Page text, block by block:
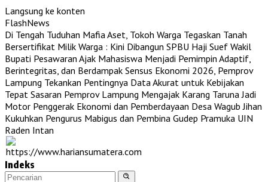
Langsung ke konten
FlashNews
Di Tengah Tuduhan Mafia Aset, Tokoh Warga Tegaskan Tanah
Bersertifikat Milik Warga : Kini Dibangun SPBU Haji Suef Wakil
Bupati Pesawaran Ajak Mahasiswa Menjadi Pemimpin Adaptif,
Berintegritas, dan Berdampak Sensus Ekonomi 2026, Pemprov
Lampung Tekankan Pentingnya Data Akurat untuk Kebijakan
Tepat Sasaran Pemprov Lampung Mengajak Karang Taruna Jadi
Motor Penggerak Ekonomi dan Pemberdayaan Desa Wagub Jihan
Kukuhkan Pengurus Mabigus dan Pembina Gudep Pramuka UIN
Raden Intan
Indeks